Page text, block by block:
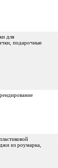
для
подарочные
из роумарка,